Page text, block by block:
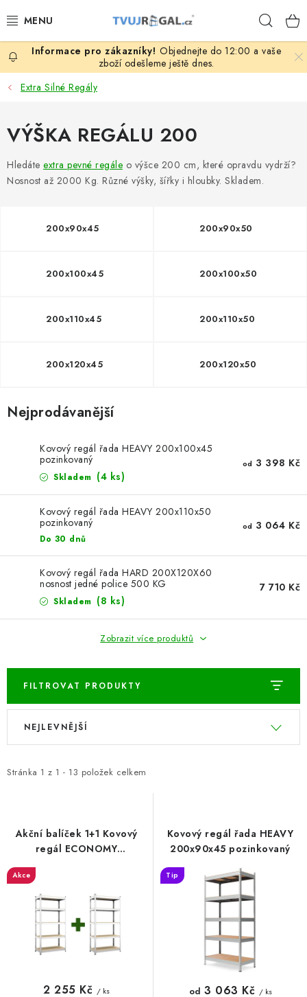
na
ZBOŽÍ ZA NÁKUPNÍ CENY
REGÁLY PODLE ROZMĚRŮ MATERIÁLU A SÉRIÍ
NEREZOVÉ A GASTRO PRODUKTY
KOVOVÉ STOLOVÉ NOHY
FIRMA, GARÁŽ, DÍLNA, SKLEP
NOVINKY
HODNOCENÍ OBCHODU
B2B - VELKOOBCHOD
NAPIŠTE NÁM
KONTAKTY
Kontakty Hodnocení obchodu
Reklamace zboží
Odstoupení od kupní smlouvy
Obchodní a dodací podmínky
Ochrana osobních údajú
Cookies
Bezpečnostní certifikáty
Objednejte do 12:00 a vaše
zboží odešleme ještě dnes.
Extra Silné Regály
VÝŠKA REGÁLU 200
Hledáte extra pevné regále o výšce 200 cm, které opravdu vydrží?
Nosnost až 2000 Kg. Různé výšky, šířky i hloubky. Skladem.
200x90x45 200x90x50
200x100x45 200x100x50
200x110x45 200x110x50
200x120x45 200x120x50
Nejprodávanější
Kovový regál řada HEAVY 200x100x45
pozinkovaný
Skladem (4 ks)
od 3 398 Kč
Kovový regál řada HEAVY 200x110x50
pozinkovaný
Do 30 dnů
od 3 064 Kč
Kovový regál řada HARD 200X120X60
nosnost jedné police 500 KG
Skladem (8 ks)
7 710 Kč
Zobrazit více produktů
FILTROVAT PRODUKTY
V
i
d
u
Stránka 1 z 1 - 13 položek celkem
Ř
e
p
o
d
NEJLEVNĚJŠÍ
Akční balíček 1+1 Kovový
regál ECONOMY
200x100x50 5 polic -
Akce
2 255 Kč / ks
Kovový regál řada HEAVY
200x90x45 pozinkovaný
Tip
od 3 063 Kč / ks